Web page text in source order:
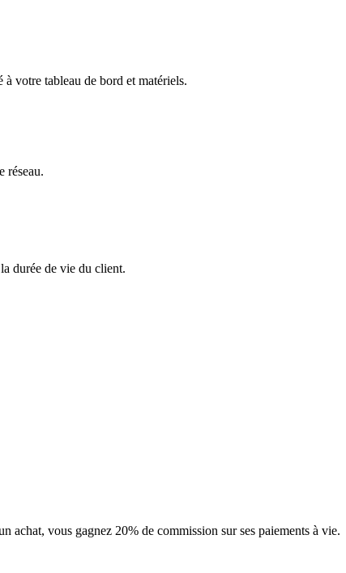
votre tableau de bord et matériels.
réseau.
durée de vie du client.
vous gagnez 20% de commission sur ses paiements à vie.